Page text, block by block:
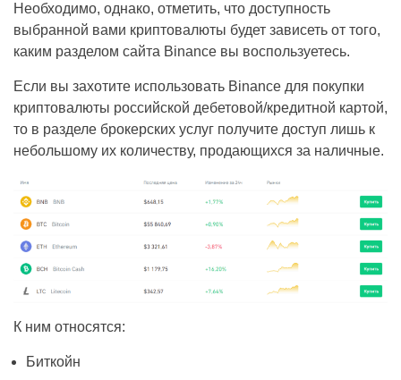
Необходимо, однако, отметить, что доступность
выбранной вами криптовалюты будет зависеть от того,
каким разделом сайта Binance вы воспользуетесь.
Если вы захотите использовать Binance для покупки
криптовалюты российской дебетовой/кредитной картой,
то в разделе брокерских услуг получите доступ лишь к
небольшому их количеству, продающихся за наличные.
К ним относятся:
Биткойн